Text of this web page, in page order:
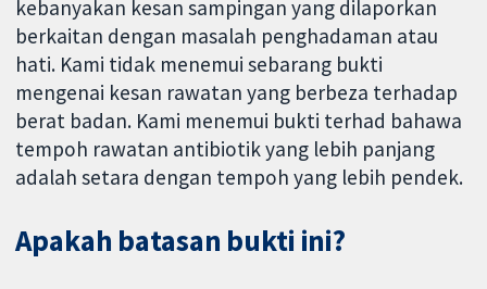
kebanyakan kesan sampingan yang dilaporkan
berkaitan dengan masalah penghadaman atau
hati. Kami tidak menemui sebarang bukti
mengenai kesan rawatan yang berbeza terhadap
berat badan. Kami menemui bukti terhad bahawa
tempoh rawatan antibiotik yang lebih panjang
adalah setara dengan tempoh yang lebih pendek.
Apakah batasan bukti ini?